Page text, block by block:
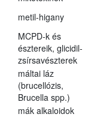
metil-higany
MCPD-k és
észtereik, glicidil-
zsírsavészterek
máltai láz
(brucellózis,
Brucella spp.)
mák alkaloidok